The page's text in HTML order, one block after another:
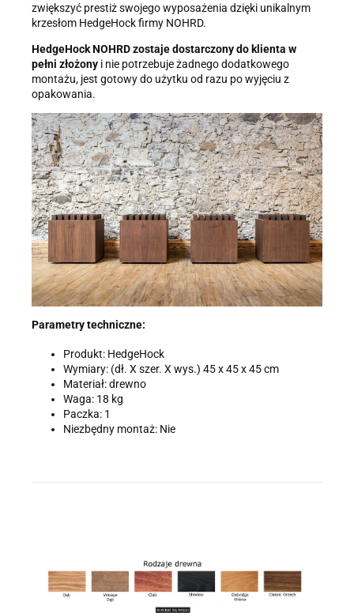
zwiększyć prestiż swojego wyposażenia dzięki unikalnym
krzesłom HedgeHock firmy NOHRD.
HedgeHock NOHRD zostaje dostarczony do klienta w
pełni złożony i nie potrzebuje żadnego dodatkowego
montażu, jest gotowy do użytku od razu po wyjęciu z
opakowania.
Parametry techniczne:
Produkt: HedgeHock
Wymiary: (dł. X szer. X wys.) 45 x 45 x 45 cm
Materiał: drewno
Waga: 18 kg
Paczka: 1
Niezbędny montaż: Nie